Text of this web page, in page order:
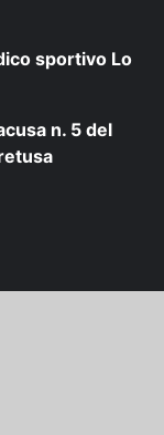
sportivo Lo
n. 5 del